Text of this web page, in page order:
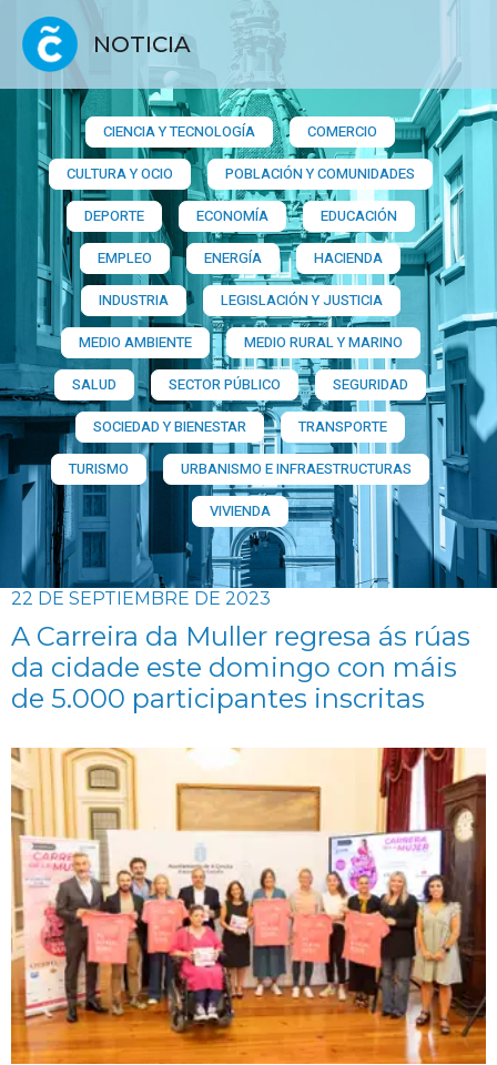
NOTICIA
CIENCIA Y TECNOLOGÍA
COMERCIO
CULTURA Y OCIO
POBLACIÓN Y COMUNIDADES
DEPORTE
ECONOMÍA
EDUCACIÓN
EMPLEO
ENERGÍA
HACIENDA
INDUSTRIA
LEGISLACIÓN Y JUSTICIA
MEDIO AMBIENTE
MEDIO RURAL Y MARINO
SALUD
SECTOR PÚBLICO
SEGURIDAD
SOCIEDAD Y BIENESTAR
TRANSPORTE
TURISMO
URBANISMO E INFRAESTRUCTURAS
VIVIENDA
22 DE SEPTIEMBRE DE 2023
A Carreira da Muller regresa ás rúas
da cidade este domingo con máis
de 5.000 participantes inscritas